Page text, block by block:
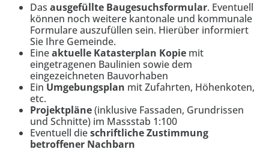
Das ausgefüllte Baugesuchsformular. Eventuell
können noch weitere kantonale und kommunale
Formulare auszufüllen sein. Hierüber informiert
Sie Ihre Gemeinde.
Eineaktuelle Katasterplan Kopie mit
eingetragenen Baulinien sowie dem
eingezeichneten Bauvorhaben
Ein Umgebungsplan mit Zufahrten, Höhenkoten,
etc.
Projektpläne(inklusive Fassaden, Grundrissen
und Schnitte) im Massstab 1:100
Eventuell dieschriftliche Zustimmung
betroffener Nachbarn